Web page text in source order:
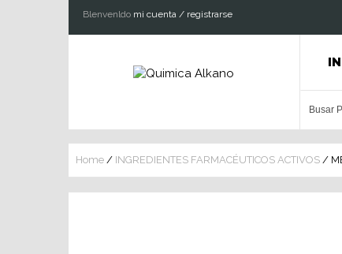
Blenvenldo mi cuenta / registrarse
Home / INGREDIENTES FARMACÉUTICOS ACTIVOS /